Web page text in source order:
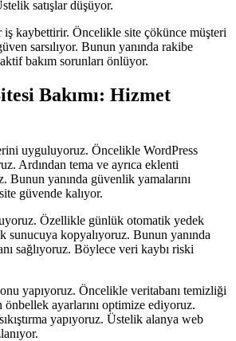
satışlar düşüyor.
kaybettirir. Öncelikle site çökünce müşteri
sarsılıyor. Bunun yanında rakibe
bakım sorunları önlüyor.
Bakımı: Hizmet
uyguluyoruz. Öncelikle WordPress
Ardından tema ve ayrıca eklenti
Bunun yanında güvenlik yamalarını
güvende kalıyor.
Özellikle günlük otomatik yedek
sunucuya kopyalıyoruz. Bunun yanında
sağlıyoruz. Böylece veri kaybı riski
yapıyoruz. Öncelikle veritabanı temizliği
ayarlarını optimize ediyoruz.
yapıyoruz. Üstelik alanya web